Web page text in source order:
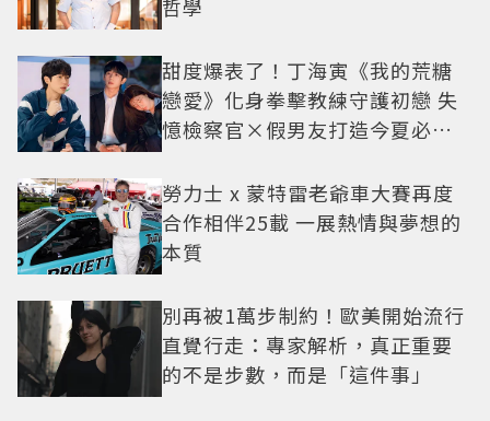
哲學
甜度爆表了！丁海寅《我的荒糖
戀愛》化身拳擊教練守護初戀 失
憶檢察官×假男友打造今夏必看
勞力士 x 蒙特雷老爺車大賽再度
合作相伴25載 一展熱情與夢想的
本質
別再被1萬步制約！歐美開始流行
直覺行走：專家解析，真正重要
的不是步數，而是「這件事」